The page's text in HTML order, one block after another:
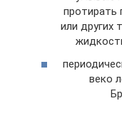
протирать
или других
веко